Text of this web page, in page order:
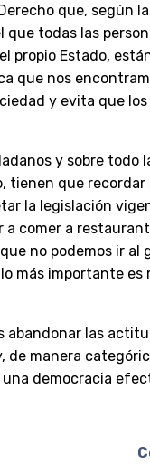
que, según la
que todas las
propio Estado,
que nos
y evita que
y sobre todo
tienen que
la legislación
comer a
no podemos ir al
más importante
abandonar las
de manera
una democracia